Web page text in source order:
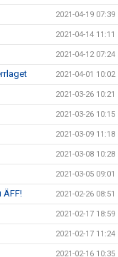
2021-04-19 07:39
2021-04-14 11:11
2021-04-12 07:24
2021-04-01 10:02
2021-03-26 10:21
2021-03-26 10:15
2021-03-09 11:18
2021-03-08 10:28
2021-03-05 09:01
ÄFF! 2021-02-26 08:51
2021-02-17 18:59
2021-02-17 11:24
2021-02-16 10:35